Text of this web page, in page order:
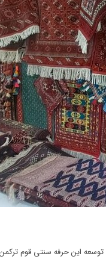
این حرفه سنتی قوم ترکمن